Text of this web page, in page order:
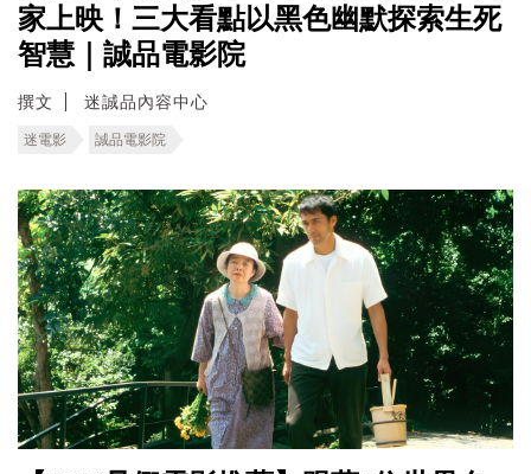
家上映！三大看點以黑色幽默探索生死
智慧｜誠品電影院
撰文 迷誠品內容中心
迷電影 誠品電影院